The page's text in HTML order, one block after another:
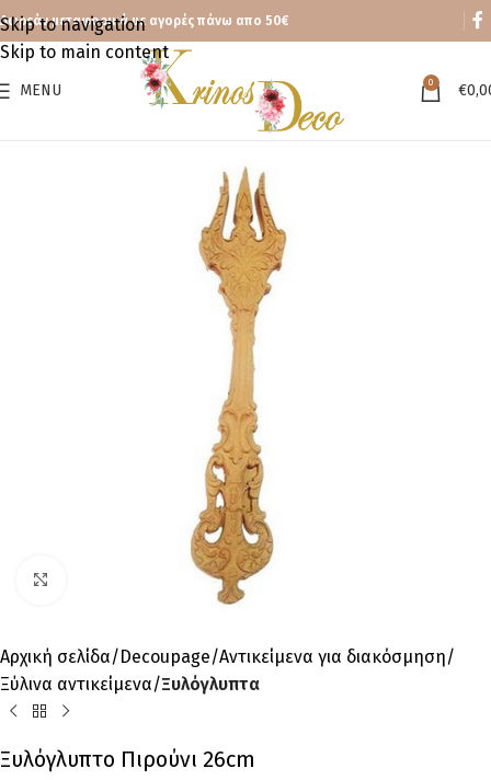
Skip to navigation
Skip to main content
Δωρεάν μεταφορικά με αγορές πάνω απο 50€
MENU 0 €
Αρχική σελίδα Decoupage Αντικείμενα για διακόσμηση
Ξύλινα αντικείμενα Ξυλόγλυπτα
Ξυλόγλυπτο Πιρούνι 26cm